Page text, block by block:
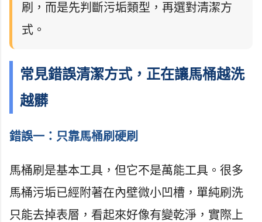
刷，而是先判斷污垢類型，再選對清潔方
式。
常見錯誤清潔方式，正在讓馬桶越洗
越髒
錯誤一：只靠馬桶刷硬刷
馬桶刷是基本工具，但它不是萬能工具。很多
馬桶污垢已經附著在內壁微小凹槽，單純刷洗
只能去掉表層，看起來好像有變乾淨，實際上